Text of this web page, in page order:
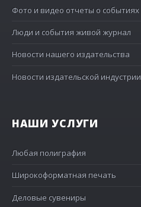
Фото и видео отчеты о событиях
Люди и события живой журнал
Новости нашего издательства
Новости издательской индустрии
НАШИ УСЛУГИ
Любая полиграфия
Широкоформатная печать
Деловые сувениры